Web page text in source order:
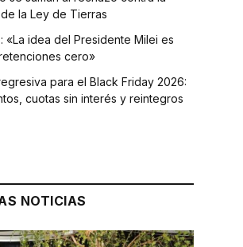
la Ley de Tierras
«La idea del Presidente Milei es
cero»
para el Black Friday 2026:
cuotas sin interés y reintegros
NOTICIAS